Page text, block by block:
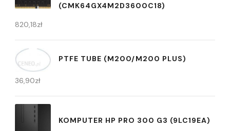
(CMK64GX4M2D3600C18)
820,18zł
PTFE TUBE (M200/M200 PLUS)
36,90zł
KOMPUTER HP PRO 300 G3 (9LC19EA)